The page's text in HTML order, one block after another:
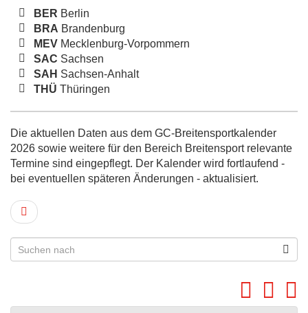
BER Berlin
BRA Brandenburg
MEV Mecklenburg-Vorpommern
SAC Sachsen
SAH Sachsen-Anhalt
THÜ Thüringen
Die aktuellen Daten aus dem GC-Breitensportkalender
2026 sowie weitere für den Bereich Breitensport relevante
Termine sind eingepflegt. Der Kalender wird fortlaufend -
bei eventuellen späteren Änderungen - aktualisiert.